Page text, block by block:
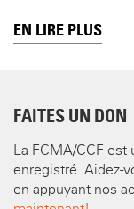
EN LIRE PLUS
FAITES UN DON
La FCMA/CCF est
enregistré. Aidez-
en appuyant nos